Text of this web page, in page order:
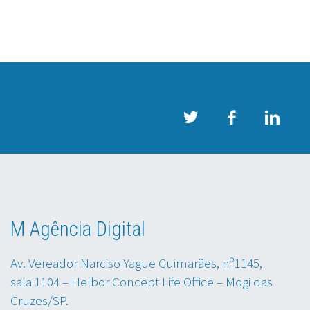
M Agência Digital
Av. Vereador Narciso Yague Guimarães, nº1145,
sala 1104 – Helbor Concept Life Office – Mogi das
Cruzes/SP.